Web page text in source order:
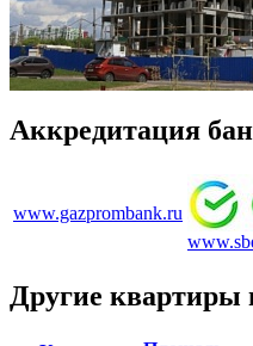
Аккредитация
www.gazprombank.ru
Другие квартиры